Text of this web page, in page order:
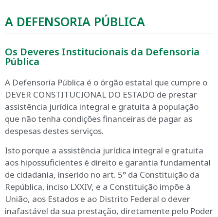
A DEFENSORIA PÚBLICA
Os Deveres Institucionais da Defensoria
Pública
A Defensoria Pública é o órgão estatal que cumpre o
DEVER CONSTITUCIONAL DO ESTADO de prestar
assistência jurídica integral e gratuita à população
que não tenha condições financeiras de pagar as
despesas destes serviços.
Isto porque a assistência jurídica integral e gratuita
aos hipossuficientes é direito e garantia fundamental
de cidadania, inserido no art. 5° da Constituição da
República, inciso LXXIV, e a Constituição impõe à
União, aos Estados e ao Distrito Federal o dever
inafastável da sua prestação, diretamente pelo Poder